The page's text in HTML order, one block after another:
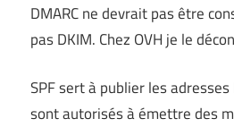
DMARC ne devrait pas être
pas DKIM. Chez OVH je le
SPF sert à publier les
sont autorisés à émettre des